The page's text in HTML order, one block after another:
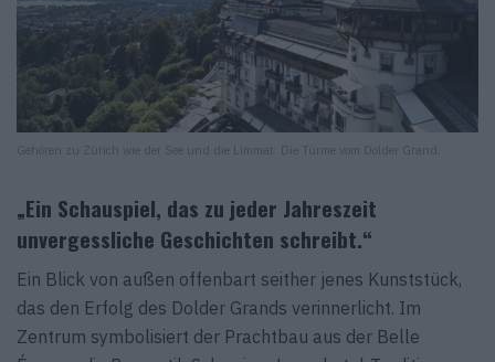
Gehören zu Zürich wie der See und die Limmat: Die Türme vom Dolder Grand.
„Ein Schauspiel, das zu jeder Jahreszeit
unvergessliche Geschichten schreibt.“
Ein Blick von außen offenbart seither jenes Kunststück,
das den Erfolg des Dolder Grands verinnerlicht. Im
Zentrum symbolisiert der Prachtbau aus der Belle